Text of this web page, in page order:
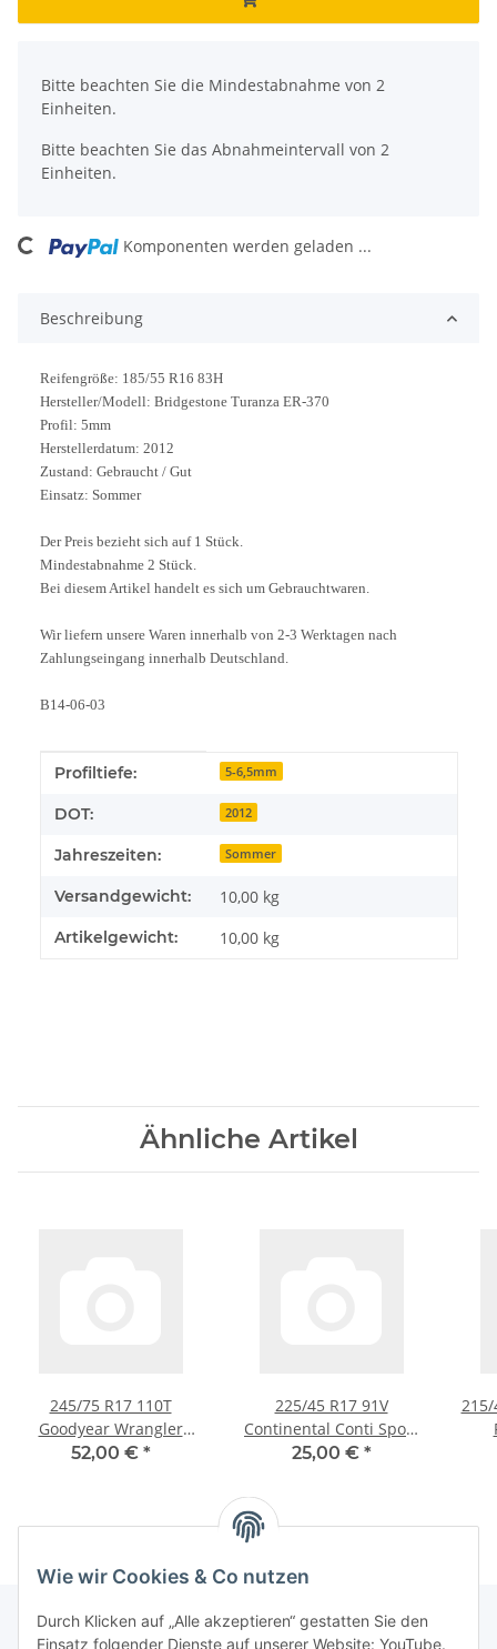
Wie wir Cookies & Co nutzen
Durch Klicken auf „Alle akzeptieren“ gestatten Sie den
Einsatz folgender Dienste auf unserer Website: YouTube.
Bitte beachten Sie die Mindestabnahme von 2
Einheiten.
Bitte beachten Sie das Abnahmeintervall von 2
Einheiten.
Loading... Komponenten werden geladen ...
Beschreibung
Reifengröße: 185/55 R16 83H
Hersteller/Modell: Bridgestone Turanza ER-370
Profil: 5mm
Herstellerdatum: 2012
Zustand: Gebraucht / Gut
Einsatz: Sommer
Der Preis bezieht sich auf 1 Stück.
Mindestabnahme 2 Stück.
Bei diesem Artikel handelt es sich um Gebrauchtwaren.
Wir liefern unsere Waren innerhalb von 2-3 Werktagen nach
Zahlungseingang innerhalb Deutschland.
B14-06-03
Produkteigenschaft
Wert
Profiltiefe: 5-6,5mm
DOT: 2012
Jahreszeiten: Sommer
Versandgewicht: 10,00 kg
Artikelgewicht: 10,00 kg
Ähnliche Artikel
245/75 R17 110T
Goodyear Wrangler
Sommerreifen
52,00 € *
225/45 R17 91V
Continental Conti Sport
Contact 3 RFT
25,00 € *
215/